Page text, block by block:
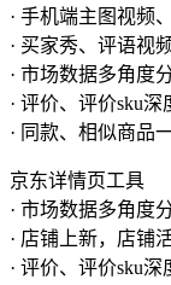
· 手机端主图视频
· 买家秀、评语视
· 市场数据多角度
· 评价、评价sku深
· 同款、相似商品
京东详情页工具
· 市场数据多角度
· 店铺上新，店铺
· 评价、评价sku深